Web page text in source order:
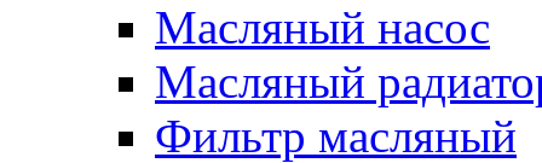
Масляный насос
Масляный
Фильтр масляный